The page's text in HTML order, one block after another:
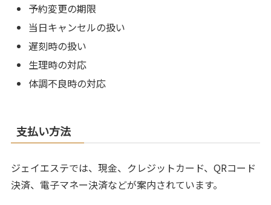
予約変更の期限
当日キャンセルの扱い
遅刻時の扱い
生理時の対応
体調不良時の対応
支払い方法
ジェイエステでは、現金、クレジットカード、QRコード
決済、電子マネー決済などが案内されています。